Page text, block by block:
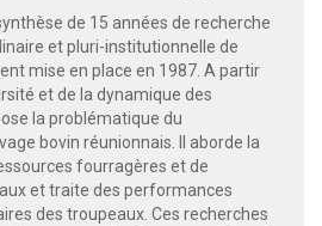
de 15 années de recherche
et pluri-institutionnelle de
mise en place en 1987. A partir
et de la dynamique des
la problématique du
bovin réunionnais. Il aborde la
fourragères et de
et traite des performances
des troupeaux. Ces recherches